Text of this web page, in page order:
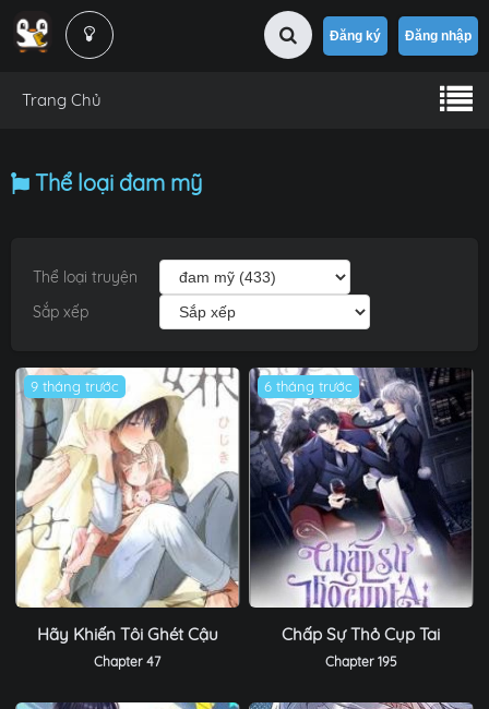
Đăng ký Đăng nhập
Trang Chủ
Thể loại đam mỹ
Thể loại truyện
Sắp xếp
9 tháng trước
Hãy Khiến Tôi Ghét Cậu
Chapter 47
6 tháng trước
Chấp Sự Thỏ Cụp Tai
Chapter 195